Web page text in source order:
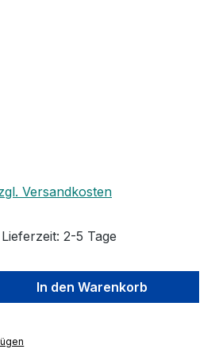
Versandkosten
2-5 Tage
Gib den
In den Warenkorb